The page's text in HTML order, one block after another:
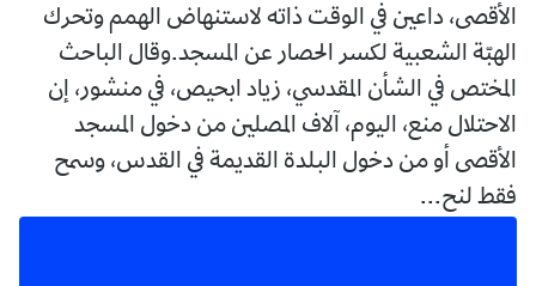
الأقصى، داعين في الوقت ذاته لاستنهاض الهمم وتحرك
الهبّة الشعبية لكسر الحصار عن المسجد.وقال الباحث
المختص في الشأن المقدسي، زياد ابحيص، في منشور، إن
الاحتلال منع، اليوم، آلاف المصلين من دخول المسجد
الأقصى أو من دخول البلدة القديمة في القدس، وسمح
فقط لنح...